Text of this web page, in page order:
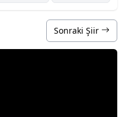
Sonraki Şiir